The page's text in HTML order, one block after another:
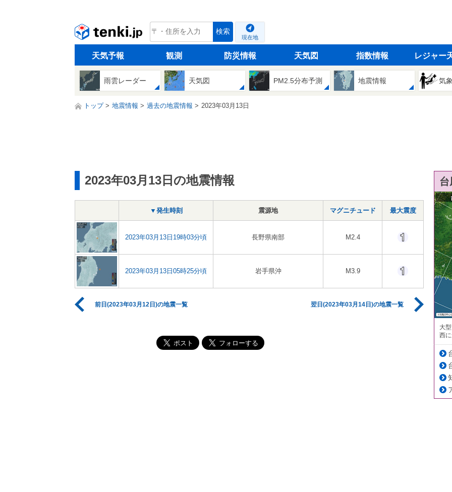
tenki.jp 検索
現在地
天気予報 観測 防災情報 天気図 指数情報 レジャー
雨雲レーダー 天気図 PM2.5分布予測 地震情報 気
トップ 地震情報 過去の地震情報 2023年03月13日
2023年03月13日の地震情報
▼発生時刻 震源地 マグニチュード 最大震度
2023年03月13日19時03分頃 長野県南部 M2.4
2023年03月13日05時25分頃 岩手県沖 M3.9
前日(2023年03月12日)の地震一覧 翌日(2023年03月14日)の地震一覧
大
西